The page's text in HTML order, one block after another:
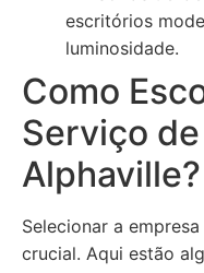
escritórios
luminosidade.
Como
Serviço
Alphaville?
Selecionar a
crucial. Aqui estão